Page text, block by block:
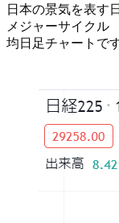
日本の景気を表
メジャーサイク
均日足チャートで